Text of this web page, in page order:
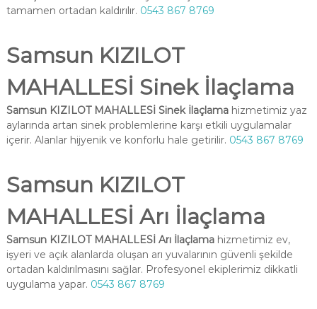
tamamen ortadan kaldırılır. 0543 867 8769
Samsun KIZILOT
MAHALLESİ Sinek İlaçlama
Samsun KIZILOT MAHALLESİ Sinek İlaçlamahizmetimiz yaz
aylarında artan sinek problemlerine karşı etkili uygulamalar
içerir. Alanlar hijyenik ve konforlu hale getirilir. 0543 867 8769
Samsun KIZILOT
MAHALLESİ Arı İlaçlama
Samsun KIZILOT MAHALLESİ Arı İlaçlamahizmetimiz ev,
işyeri ve açık alanlarda oluşan arı yuvalarının güvenli şekilde
ortadan kaldırılmasını sağlar. Profesyonel ekiplerimiz dikkatli
uygulama yapar. 0543 867 8769